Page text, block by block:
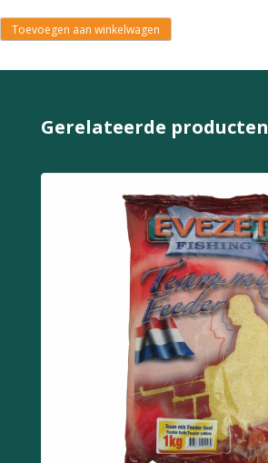
Toevoegen aan winkelwagen
Gerelateerde producten